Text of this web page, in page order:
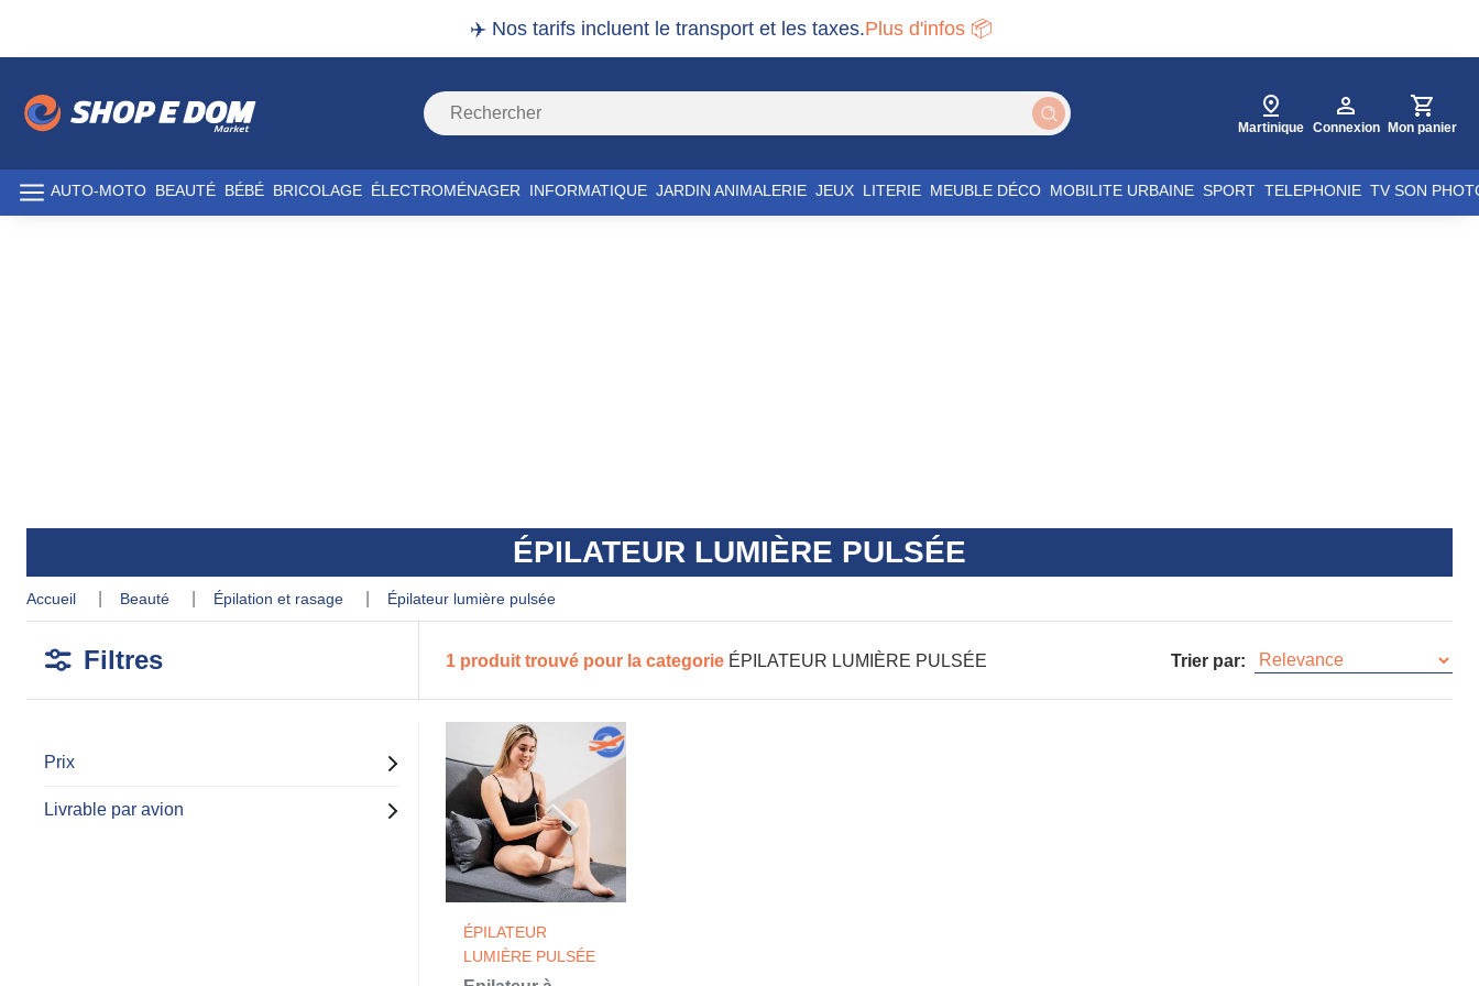
✈️ Nos tarifs incluent le transport et les taxes.Plus d'infos 📦
Martinique Connexion Mon panier
AUTO-MOTO BEAUTÉ BÉBÉ BRICOLAGE ÉLECTROMÉNAGER INFORMATIQUE JARDIN ANIMALERIE JEUX LITERIE MEUBLE DÉCO MOBILITE URBAINE SPORT TELEPHONIE TV SON
ÉPILATEUR LUMIÈRE PULSÉE
accueil beauté épilation et rasage épilateur lumière pulsée
Filtres 1 produit trouvé pour la categorie ÉPILATEUR LUMIÈRE PULSÉE Trier par:
Prix
Livrable par avion
ÉPILATEUR
LUMIÈRE PULSÉE